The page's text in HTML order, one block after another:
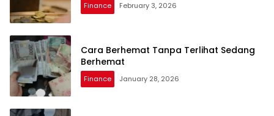
Finance February 3, 2026
Cara Berhemat Tanpa Terlihat Sedang
Berhemat
Finance January 28, 2026